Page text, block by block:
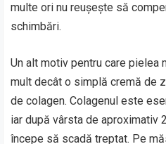
multe ori nu reușește să
schimbări.
Un alt motiv pentru care pielea
mult decât o simplă cremă de
de colagen. Colagenul este
iar după vârsta de aproximativ
începe să scadă treptat. Pe